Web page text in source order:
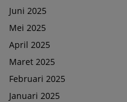
Juni 2025
Mei 2025
April 2025
Maret 2025
Februari 2025
Januari 2025